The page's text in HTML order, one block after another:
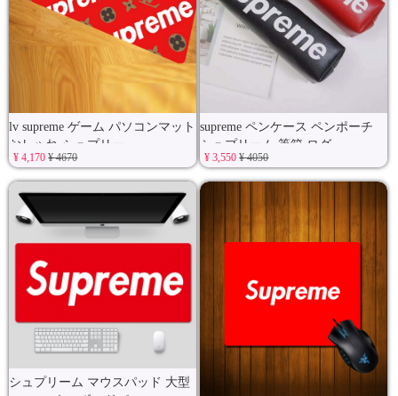
lv supreme ゲーム パソコンマット
おしゃれ シュプリー
¥ 4,170¥ 4670
supreme ペンケース ペンポーチ
シュプリーム 筆箱 ログ
¥ 3,550¥ 4050
シュプリーム マウスパッド 大型